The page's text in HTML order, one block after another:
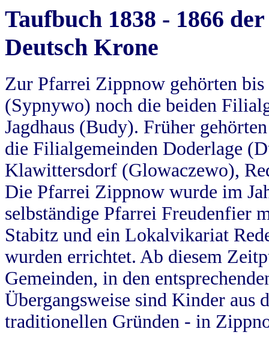
Taufbuch 1838 - 1866
Deutsch Krone
Zur Pfarrei Zippnow gehörten
(Sypnywo) noch die beiden
Jagdhaus (Budy). Früher
die Filialgemeinden Doderlage
Klawittersdorf (Glowaczewo),
Die Pfarrei Zippnow wurde im
selbständige Pfarrei Freudenfier
Stabitz und ein Lokalvikariat
wurden errichtet. Ab diesem
Gemeinden, in den
Übergangsweise sind Kinder aus
traditionellen Gründen - in